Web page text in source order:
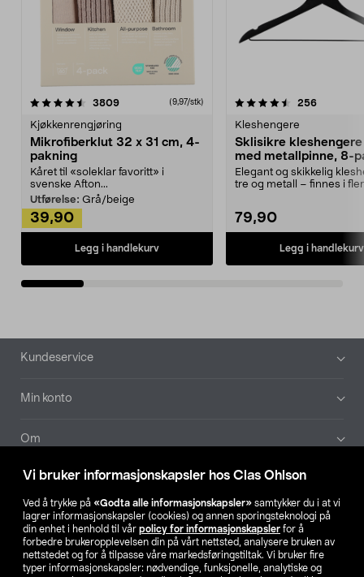
Vi bruker informasjonskapsler hos Clas Ohlson
Ved å trykke på «Godta alle informasjonskapsler» samtykker du i at vi
lagrer informasjonskapsler (cookies) og annen sporingsteknologi på
din enhet i henhold til vår policy for informasjonskapsler for å
forbedre brukeropplevelsen din på vårt nettsted, analysere bruken av
nettstedet og for å tilpasse våre markedsføringstiltak. Vi bruker fire
typer informasjonskapsler: nødvendige, funksjonelle, analytiske og
3809anmeldelser(9,97/stk)
Kjøkkenrengjøring
Mikrofiberklut 32 x 31 cm, 4-
pakning
Kåret til «soleklar favoritt» i
svenske Afton...
Utførelse: Grå/beige
39,90
Legg i handlekurv
4.5av 5 stjerner 256
Kleshengere
Sklisikre
med metallpinne, 8-
Elegant og skikkelig
tre og metall – finnes i
79,90
Legg i handlekurv
4.5av 5 stjerner
Bunntekst
Kundeservice
Min konto
Om
Aktuelt
Våre selskaper
Finn din butikk